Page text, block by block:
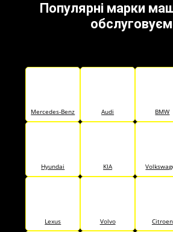
Популярні марки
Mercedes-Benz Audi BMW
Hyundai KIA
Lexus Volvo Citroen